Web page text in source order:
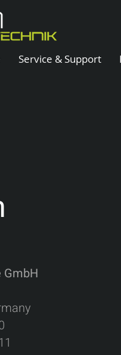
Service & Support
GmbH